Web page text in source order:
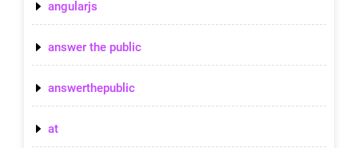
angularjs
answer the public
answerthepublic
at